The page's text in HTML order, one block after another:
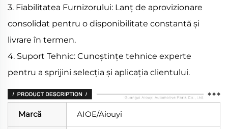
3. Fiabilitatea Furnizorului: Lanț de aprovizionare
consolidat pentru o disponibilitate constantă și
livrare în termen.
4. Suport Tehnic: Cunoștințe tehnice experte
pentru a sprijini selecția și aplicația clientului.
Marcă AIOE/Aiouyi